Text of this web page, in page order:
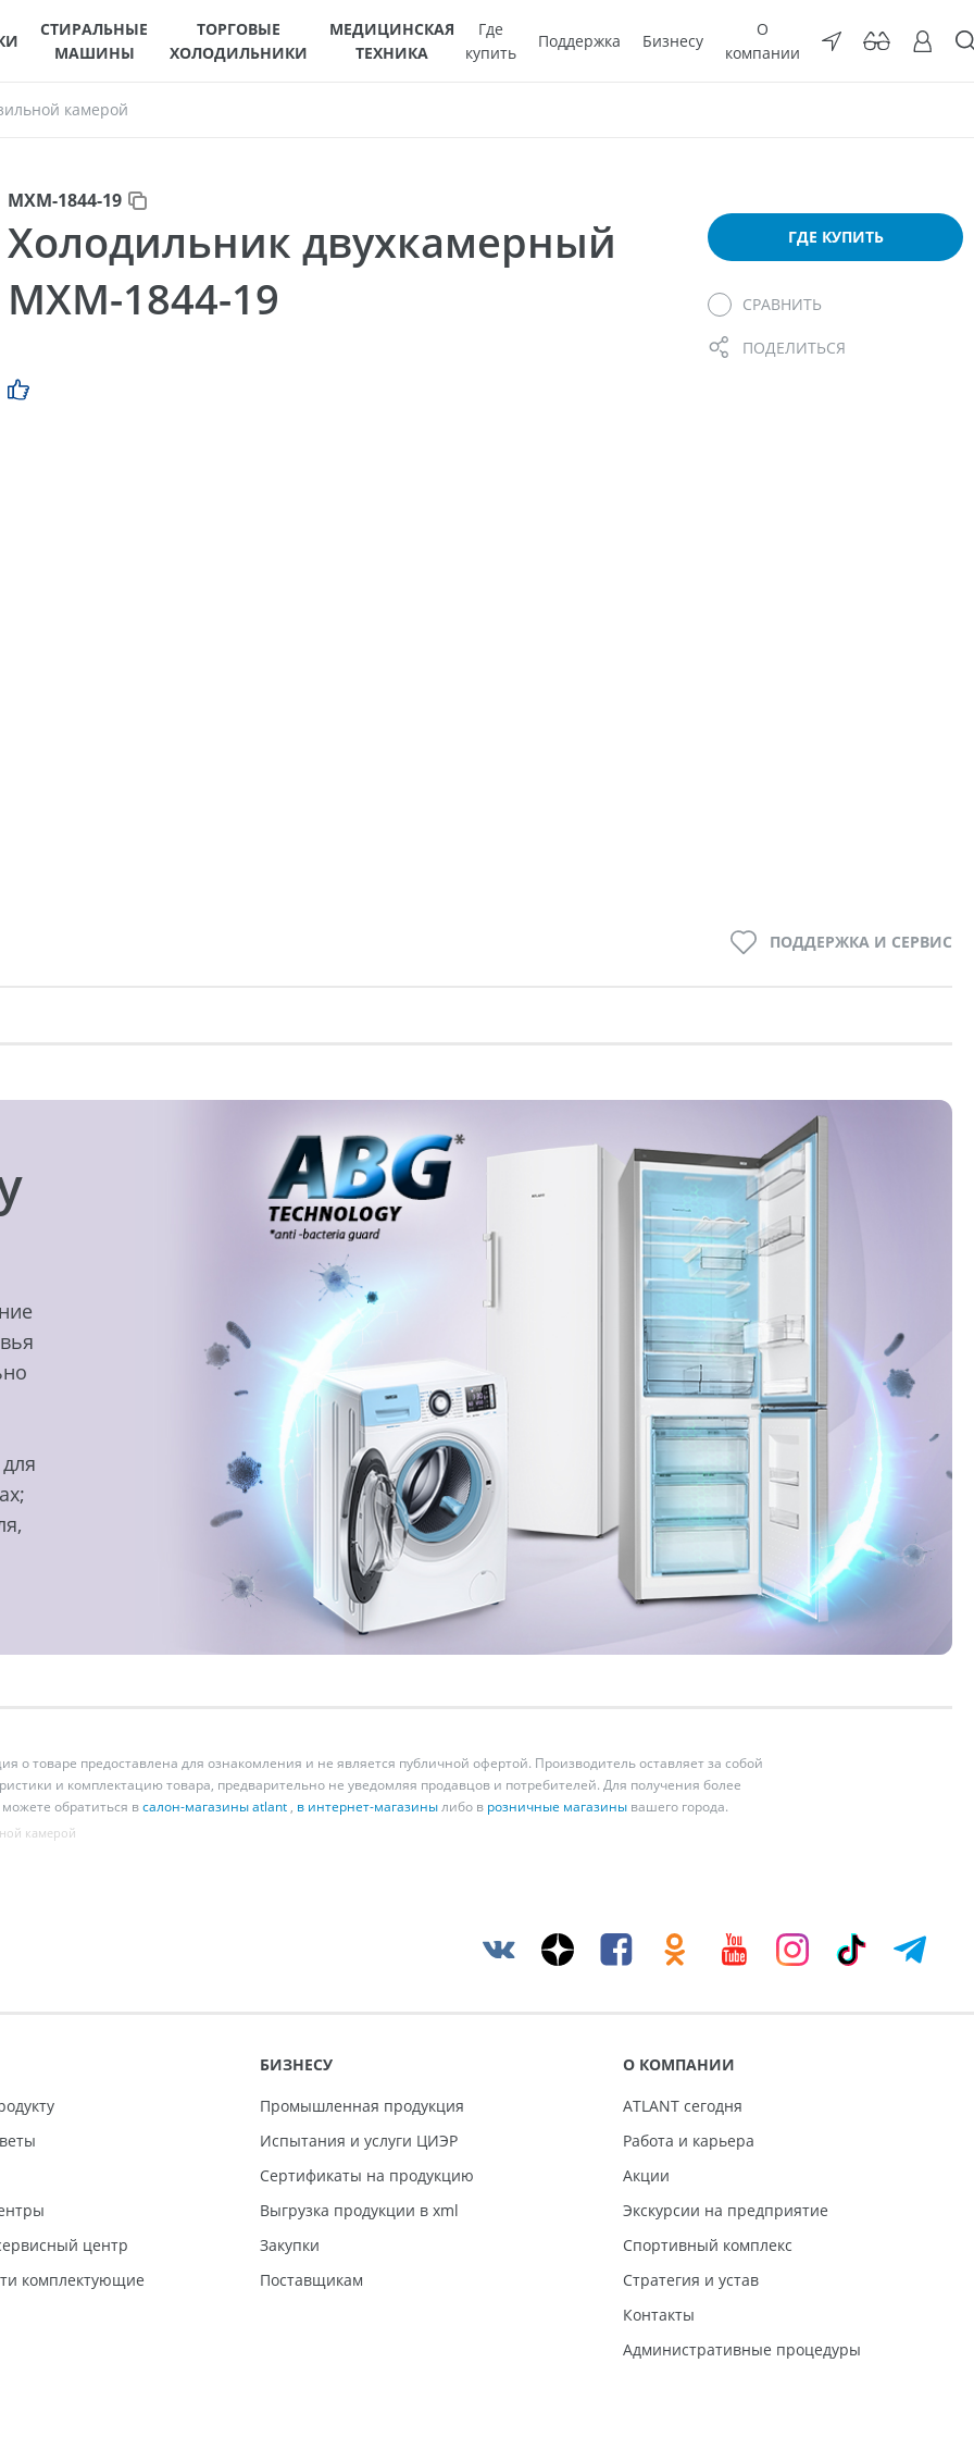
СТИРАЛЬНЫЕ
МАШИНЫ
ТОРГОВЫЕ
ХОЛОДИЛЬНИКИ
МЕДИЦИНСКАЯ
ТЕХНИКА
Где
купить
Поддержка Бизнесу
О
компании
камерой
МХМ-1844-19
Холодильник двухкамерный
МХМ-1844-19
ГДЕ КУПИТЬ
СРАВНИТЬ
ПОДЕЛИТЬСЯ
ПОДДЕРЖКА И СЕРВИС
товаре предоставлена для ознакомления и не является публичной офертой. Производитель оставляет за собой
и комплектацию товара, предварительно не уведомляя продавцов и потребителей. Для получения более
обратиться всалон-магазины atlant, в интернет-магазинылибо в розничные магазинывашего города.
камерой
центр
комплектующие
БИЗНЕСУ
Промышленная продукция
Испытания и услуги ЦИЭР
Сертификаты на продукцию
Выгрузка продукции в xml
Закупки
Поставщикам
О КОМПАНИИ
ATLANT сегодня
Работа и карьера
Акции
Экскурсии на предприятие
Спортивный комплекс
Стратегия и устав
Контакты
Административные процедуры